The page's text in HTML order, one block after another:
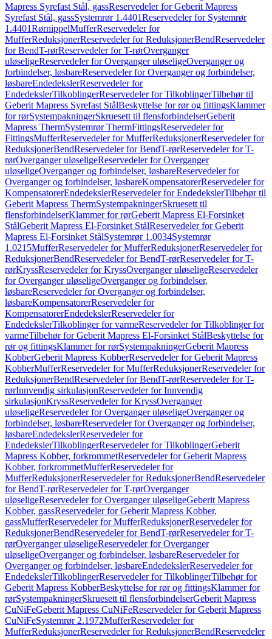
Mapress Syrefast Stål, gassReservedeler for Geberit Mapress
Syrefast Stål, gassSystemrør 1.4401Reservedeler for Systemrør
1.4401RørnippelMufferReservedeler for
MufferReduksjonerReservedeler for ReduksjonerBendReservedeler
for BendT-rørReservedeler for T-rørOverganger
uløseligeReservedeler for Overganger uløseligeOverganger og
forbindelser, løsbareReservedeler for Overganger og forbindelser,
løsbareEndedekslerReservedeler for
EndedekslerTilkoblingerReservedeler for TilkoblingerTilbehør til
Geberit Mapress Syrefast StålBeskyttelse for rør og fittingsKlammer
for rørSystempakningerSkruesett til flensforbindelserGeberit
Mapress ThermSystemrør ThermFittingsReservedeler for
FittingsMufferReservedeler for MufferReduksjonerReservedeler for
ReduksjonerBendReservedeler for BendT-rørReservedeler for T-
rørOverganger uløseligeReservedeler for Overganger
uløseligeOverganger og forbindelser, løsbareReservedeler for
Overganger og forbindelser, løsbareKompensatorerReservedeler for
KompensatorerEndedekslerReservedeler for EndedekslerTilbehør til
Geberit Mapress ThermSystempakningerSkruesett til
flensforbindelserKlammer for rørGeberit Mapress El-Forsinket
StålGeberit Mapress El-Forsinket StålReservedeler for Geberit
Mapress El-Forsinket StålSystemrør 1.0034Systemrør
1.0215MufferReservedeler for MufferReduksjonerReservedeler for
ReduksjonerBendReservedeler for BendT-rørReservedeler for T-
rørKryssReservedeler for KryssOverganger uløseligeReservedeler
for Overganger uløseligeOverganger og forbindelser,
løsbareReservedeler for Overganger og forbindelser,
løsbareKompensatorerReservedeler for
KompensatorerEndedekslerReservedeler for
EndedekslerTilkoblinger for varmeReservedeler for Tilkoblinger for
varmeTilbehør for Geberit Mapress El-Forsinket StålBeskyttelse for
rør og fittingsKlammer for rørSystempakningerGeberit Mapress
KobberGeberit Mapress KobberReservedeler for Geberit Mapress
KobberMufferReservedeler for MufferReduksjonerReservedeler for
ReduksjonerBendReservedeler for BendT-rørReservedeler for T-
rørInnvendig sirkulasjonReservedeler for Innvendig
sirkulasjonKryssReservedeler for KryssOverganger
uløseligeReservedeler for Overganger uløseligeOverganger og
forbindelser, løsbareReservedeler for Overganger og forbindelser,
løsbareEndedekslerReservedeler for
EndedekslerTilkoblingerReservedeler for TilkoblingerGeberit
Mapress Kobber, forkrommetReservedeler for Geberit Mapress
Kobber, forkrommetMufferReservedeler for
MufferReduksjonerReservedeler for ReduksjonerBendReservedeler
for BendT-rørReservedeler for T-rørOverganger
uløseligeReservedeler for Overganger uløseligeGeberit Mapress
Kobber, gassReservedeler for Geberit Mapress Kobber,
gassMufferReservedeler for MufferReduksjonerReservedeler for
ReduksjonerBendReservedeler for BendT-rørReservedeler for T-
rørOverganger uløseligeReservedeler for Overganger
uløseligeOverganger og forbindelser, løsbareReservedeler for
Overganger og forbindelser, løsbareEndedekslerReservedeler for
EndedekslerTilkoblingerReservedeler for TilkoblingerTilbehør for
Geberit Mapress KobberBeskyttelse for rør og fittingsKlammer for
rørSystempakningerSkruesett til flensforbindelserGeberit Mapress
CuNiFeGeberit Mapress CuNiFeReservedeler for Geberit Mapress
CuNiFeSystemrør 2.1972MufferReservedeler for
MufferReduksjonerReservedeler for ReduksjonerBendReservedeler